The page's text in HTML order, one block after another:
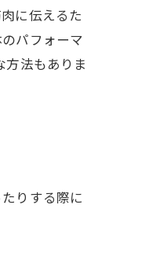
に伝えるた
パフォーマ
法もありま
りする際に